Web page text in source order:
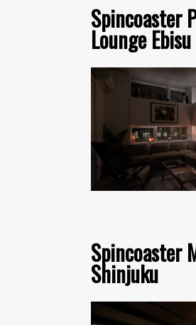
Spincoaster
Lounge Ebisu
Spincoaster
Shinjuku